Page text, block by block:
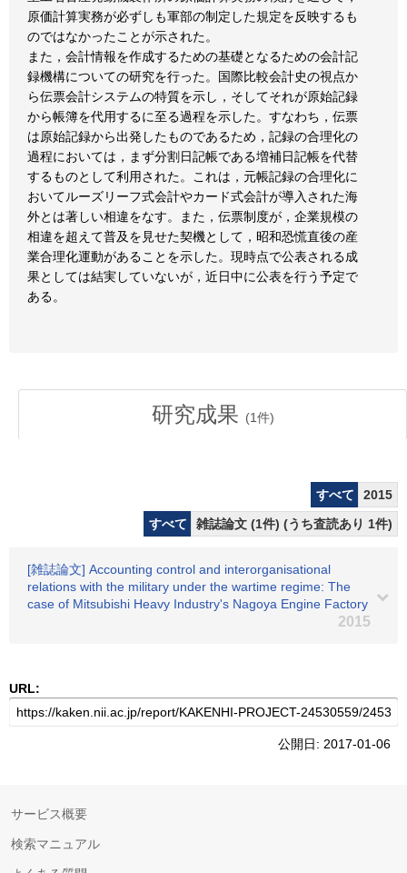
原価計算実務が必ずしも軍部の制定した規定を反映するも
のではなかったことが示された。
また，会計情報を作成するための基礎となるための会計記
録機構についての研究を行った。国際比較会計史の視点か
ら伝票会計システムの特質を示し，そしてそれが原始記録
から帳簿を代用するに至る過程を示した。すなわち，伝票
は原始記録から出発したものであるため，記録の合理化の
過程においては，まず分割日記帳である増補日記帳を代替
するものとして利用された。これは，元帳記録の合理化に
おいてルーズリーフ式会計やカード式会計が導入された海
外とは著しい相違をなす。また，伝票制度が，企業規模の
相違を超えて普及を見せた契機として，昭和恐慌直後の産
業合理化運動があることを示した。現時点で公表される成
果としては結実していないが，近日中に公表を行う予定で
ある。
研究成果 (1件)
すべて
2015
すべて
雑誌論文 (1件) (うち査読あり 1件)
[雑誌論文] Accounting control and interorganisational
relations with the military under the wartime regime: The
case of Mitsubishi Heavy Industry's Nagoya Engine Factory
2015
URL:
公開日: 2017-01-06
サービス概要
検索マニュアル